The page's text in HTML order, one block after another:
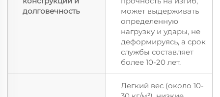
долговечность
может выдерживать
определенную
нагрузку и удары, не
деформируясь, а срок
службы составляет
более 10-20 лет.
Легкий вес (около 10-